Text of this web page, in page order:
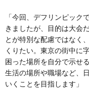
「今回、デフリンピック
きましたが、目的は大会
とが特別な配慮ではなく
くりたい。東京の街中に
困った場所を自分で示せ
生活の場所や職場など、
いくことを目指します」